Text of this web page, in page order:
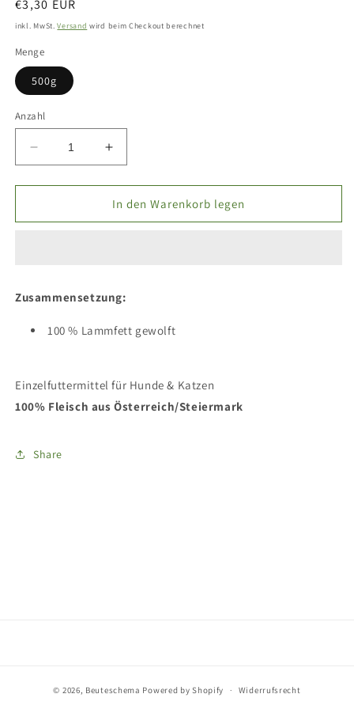
Normaler
Preis
€3,30 EUR
inkl. MwSt.Versand wird beim Checkout berechnet
Menge
500g
Anzahl
Verringere
die
Menge
Lammfett
Erhöhe
die
Menge
für
Lammfett
In den Warenkorb legen
Zusammensetzung:
100 % Lammfett gewolft
Einzelfuttermittel für Hunde & Katzen
100% Fleisch aus Österreich/Steiermark
Share
© 2026, Beuteschema Powered by Shopify Widerrufsrecht